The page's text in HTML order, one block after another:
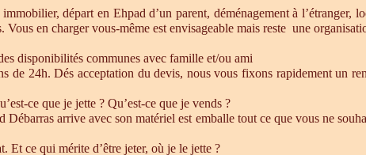
départ en Ehpad d’un parent, déménagement à
Vous en charger vous-même est envisageable mais reste une
disponibilités communes avec famille et/ou ami
de 24h. Dés acceptation du devis, nous vous fixons rapidement un
ce que je jette ? Qu’est-ce que je vends ?
arrive avec son matériel est emballe tout ce que vous ne
Et ce qui mérite d’être jeter, où je le jette ?